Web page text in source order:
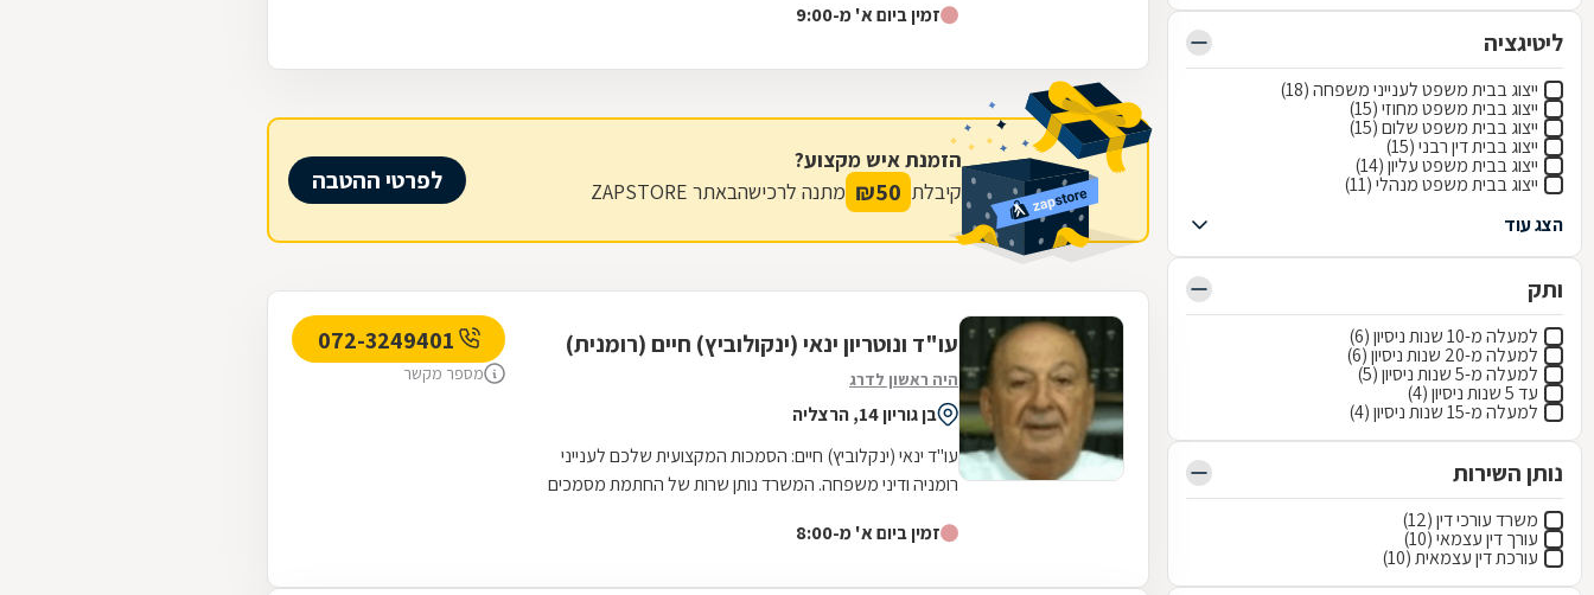
ליטיגציה
ייצוג בבית משפט לענייני משפחה (18)
ייצוג בבית משפט מחוזי (15)
ייצוג בבית משפט שלום (15)
ייצוג בבית דין רבני (15)
ייצוג בבית משפט עליון (14)
ייצוג בבית משפט מנהלי (11)
הצג עוד
ותק
למעלה מ-10 שנות ניסיון (6)
למעלה מ-20 שנות ניסיון (6)
למעלה מ-5 שנות ניסיון (5)
עד 5 שנות ניסיון (4)
למעלה מ-15 שנות ניסיון (4)
נותן השירות
משרד עורכי דין (12)
עורך דין עצמאי (10)
עורכת דין עצמאית (10)
זמין ביום א' מ-9:00
הזמנת איש מקצוע?
קיבלת 50
₪ מתנה לרכישהבאתר ZAPSTORE לפרטי ההטבה
עו"ד ונוטריון ינאי (ינקולוביץ) חיים (רומנית)
היה ראשון לדרג
בן גוריון 14, הרצליה
עו"ד ינאי (ינקלוביץ) חיים: הסמכות המקצועית שלכם לענייני
רומניה ודיני משפחה. המשרד נותן שרות של החתמת מסמכים
זמין ביום א' מ-8:00
מספר מקשר